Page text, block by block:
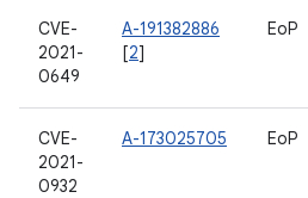
CVE-
2021-
0649
A-191382886
[2]
EoP
CVE-
2021-
0932
A-173025705 EoP